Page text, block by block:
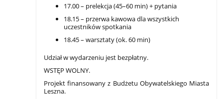
17.00 – prelekcja (45–60 min) + pytania
18.15 – przerwa kawowa dla wszystkich
uczestników spotkania
18.45 – warsztaty (ok. 60 min)
Udział w wydarzeniu jest bezpłatny.
WSTĘP WOLNY.
Projekt finansowany z Budżetu Obywatelskiego Miasta
Leszna.